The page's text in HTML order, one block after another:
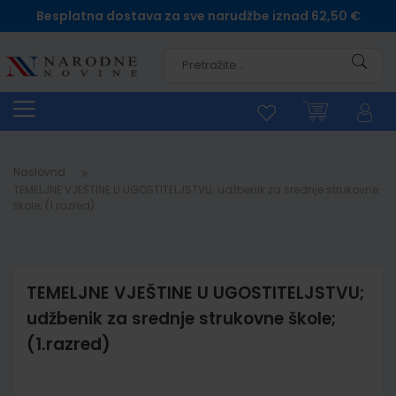
Besplatna dostava za sve narudžbe iznad 62,50 €
Naslovna
TEMELJNE VJEŠTINE U UGOSTITELJSTVU;
udžbenik za srednje strukovne škole;
(1.razred)